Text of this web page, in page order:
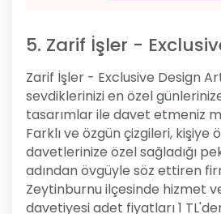
5. Zarif İşler -
Zarif İşler - Exclusive Design
sevdiklerinizi en özel günlerinize
tasarımlar ile davet etmeniz
Farklı ve özgün çizgileri, kişiye
davetlerinize özel sağladığı
adından övgüyle söz ettiren
Zeytinburnu ilçesinde hizmet
davetiyesi adet fiyatları 1